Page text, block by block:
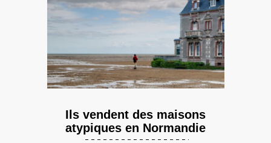
Ils vendent des maisons
atypiques en Normandie